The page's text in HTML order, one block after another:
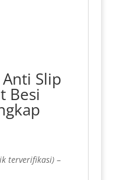
Anti Slip
Besi
terverifikasi) –